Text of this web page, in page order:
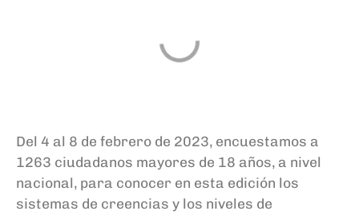
Del 4 al 8 de febrero de 2023, encuestamos a
1263 ciudadanos mayores de 18 años, a nivel
nacional, para conocer en esta edición los
sistemas de creencias y los niveles de